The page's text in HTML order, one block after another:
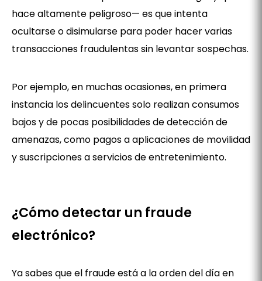
hace altamente peligroso— es que intenta
ocultarse o disimularse para poder hacer varias
transacciones fraudulentas sin levantar sospechas.
Por ejemplo, en muchas ocasiones, en primera
instancia los delincuentes solo realizan consumos
bajos y de pocas posibilidades de detección de
amenazas, como pagos a aplicaciones de movilidad
y suscripciones a servicios de entretenimiento.
¿Cómo detectar un fraude
electrónico?
Ya sabes que el fraude está a la orden del día en